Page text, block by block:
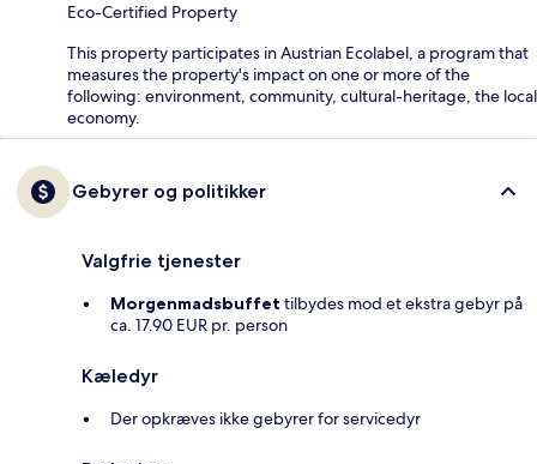
Eco-Certified Property
This property participates in Austrian Ecolabel, a program that
measures the property's impact on one or more of the
following: environment, community, cultural-heritage, the local
economy.
Gebyrer og politikker
Valgfrie tjenester
Morgenmadsbuffet tilbydes mod et ekstra gebyr på
ca. 17.90 EUR pr. person
Kæledyr
Der opkræves ikke gebyrer for servicedyr